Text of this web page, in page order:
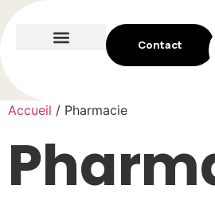
Contact
Accueil / Pharmacie